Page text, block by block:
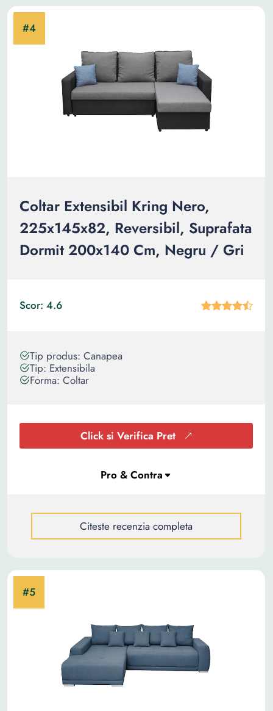
Coltar Extensibil Kring Nero,
225x145x82, Reversibil, Suprafata
Dormit 200x140 Cm, Negru / Gri
Scor: 4.6
Tip produs: Canapea
Tip: Extensibila
Forma: Coltar
Click si Verifica Pret
Citeste recenzia completa